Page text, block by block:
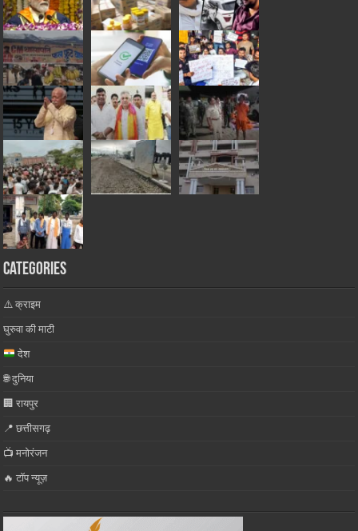
Categories
⚠️ क्राइम
घुरुवा की माटी
देश
🌐 दुनिया
🏢 रायपुर
📍 छत्तीसगढ़
📺 मनोरंजन
🔥 टॉप न्यूज़